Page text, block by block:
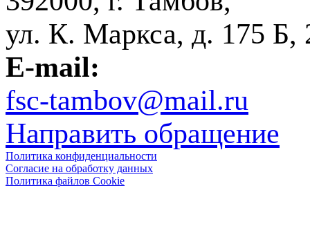
ул. К. Маркса, д. 175 Б,
E-mail:
fsc-tambov@mail.ru
Направить обращение
Политика конфиденциальности
Согласие на обработку данных
Политика файлов Cookie